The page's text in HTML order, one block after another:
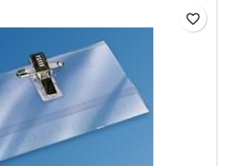
favorite_border